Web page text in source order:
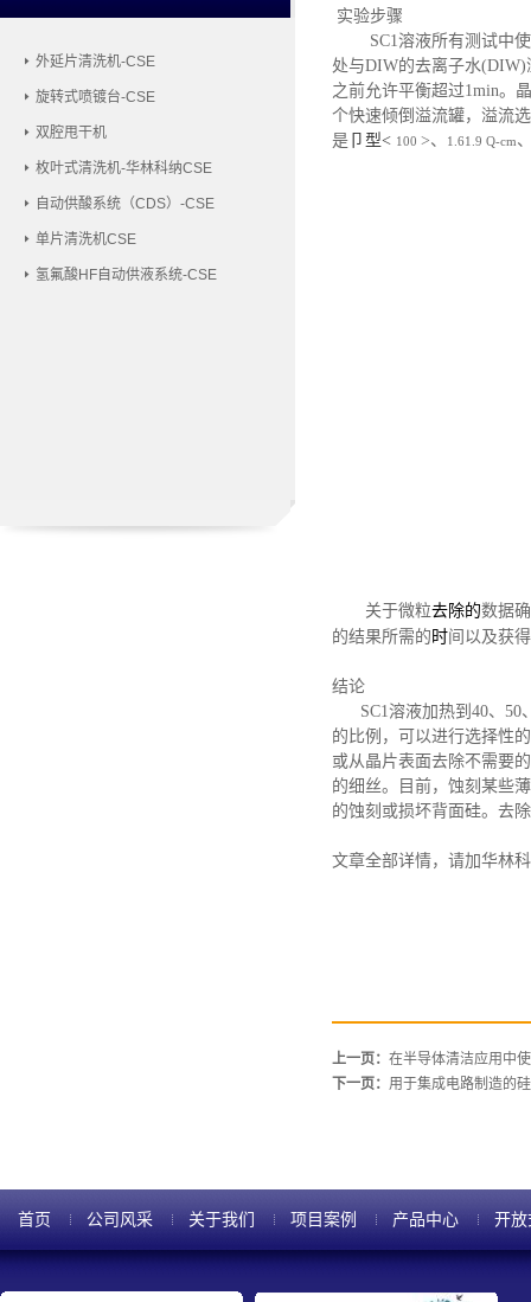
外延片清洗机-CSE
旋转式喷镀台-CSE
双腔甩干机
枚叶式清洗机-华林科纳CSE
自动供酸系统（CDS）-CSE
单片清洗机CSE
氢氟酸HF自动供液系统-CSE
实验步骤
SC1溶液所有测试中
处与DIW的去离子水(DIW)
之前允许平衡超过1min。
个快速倾倒溢流罐，溢流
是 卩型< 100 >、 1.61.9 Q-cm
关于微粒去除的数据
的结果所需的 时间以及获
结论
SC1溶液加热到40、
的比例，可以进行选择性
或从晶片表面去除不需要
的细丝。目前，蚀刻某些
的蚀刻或损坏背面硅。去
文章全部详情，请加华林
上一页： 在半导体清洁应用中
下一页： 用于集成电路制造的
首页 公司风采 关于我们 项目案例 产品中心 开放